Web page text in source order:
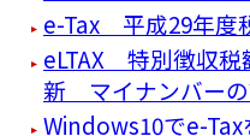
e-Tax 平成29年度
eLTAX 特別徴収税
新 マイナンバーの
Windows10でe-